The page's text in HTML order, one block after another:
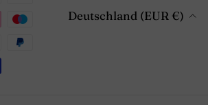
Deutschland (EUR €)